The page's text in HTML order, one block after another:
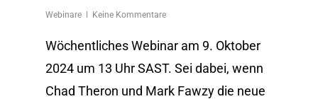
Webinare Keine Kommentare
Wöchentliches Webinar am 9. Oktober
2024 um 13 Uhr SAST. Sei dabei, wenn
Chad Theron und Mark Fawzy die neue